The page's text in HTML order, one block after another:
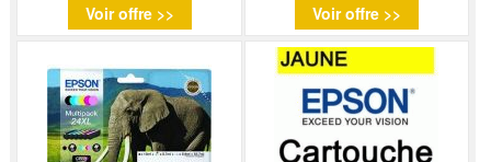
Voir offre >> Voir offre >>